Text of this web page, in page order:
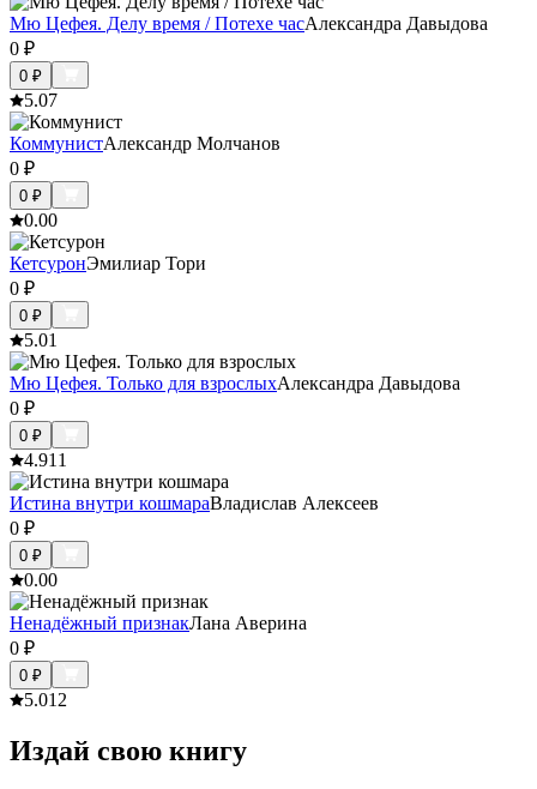
Мю Цефея. Делу время / Потехе часАлександра Давыдова
0 ₽
0 ₽
5.07
КоммунистАлександр Молчанов
0 ₽
0 ₽
0.00
КетсуронЭмилиар Тори
0 ₽
0 ₽
5.01
Мю Цефея. Только для взрослыхАлександра Давыдова
0 ₽
0 ₽
4.911
Истина внутри кошмараВладислав Алексеев
0 ₽
0 ₽
0.00
Ненадёжный признакЛана Аверина
0 ₽
0 ₽
5.012
Издай свою книгу